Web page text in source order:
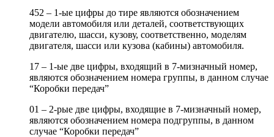
452 – 1-ые цифры до тире являются обозначением
модели автомобиля или деталей, соответствующих
двигателю, шасси, кузову, соответственно, моделям
двигателя, шасси или кузова (кабины) автомобиля.
17 – 1-ые две цифры, входящий в 7-мизначный номер,
являются обозначением номера группы, в данном случае
“Коробки передач”
01 – 2-рые две цифры, входящие в 7-мизначный номер,
являются обозначением номера подгруппы, в данном
случае “Коробки передач”